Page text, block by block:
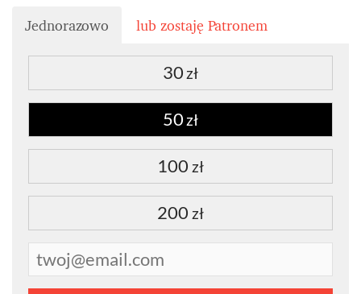
Jednorazowo
lub zostaję Patronem
30 zł
50 zł
100 zł
200 zł